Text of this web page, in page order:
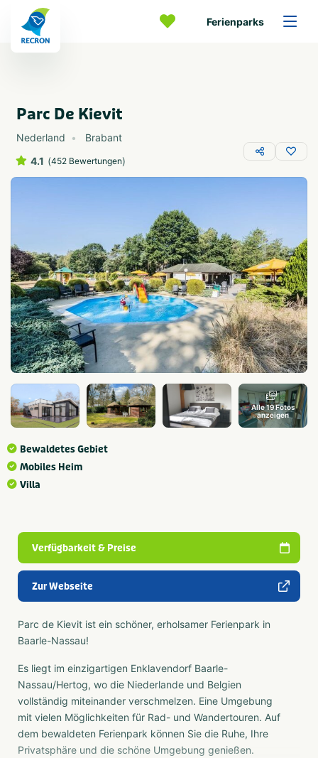
Ferienparks
Parc De Kievit
Nederland
Brabant
4.1 (452 Bewertungen)
Alle 19 Fotos
anzeigen
Bewaldetes Gebiet
Mobiles Heim
Villa
Verfügbarkeit & Preise
Zur Webseite
Parc de Kievit ist ein schöner, erholsamer Ferienpark in
Baarle-Nassau!
Es liegt im einzigartigen Enklavendorf Baarle-
Nassau/Hertog, wo die Niederlande und Belgien
vollständig miteinander verschmelzen. Eine Umgebung
mit vielen Möglichkeiten für Rad- und Wandertouren. Auf
dem bewaldeten Ferienpark können Sie die Ruhe, Ihre
Privatsphäre und die schöne Umgebung genießen.